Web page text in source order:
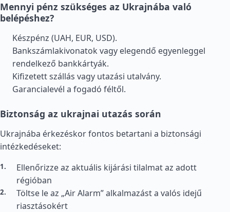
Mennyi pénz szükséges az Ukrajnába való
belépéshez?
Készpénz (UAH, EUR, USD).
Bankszámlakivonatok vagy elegendő egyenleggel
rendelkező bankkártyák.
Kifizetett szállás vagy utazási utalvány.
Garancialevél a fogadó féltől.
Biztonság az ukrajnai utazás során
Ukrajnába érkezéskor fontos betartani a biztonsági
intézkedéseket:
Ellenőrizze az aktuális kijárási tilalmat az adott
régióban
Töltse le az „Air Alarm” alkalmazást a valós idejű
riasztásokért